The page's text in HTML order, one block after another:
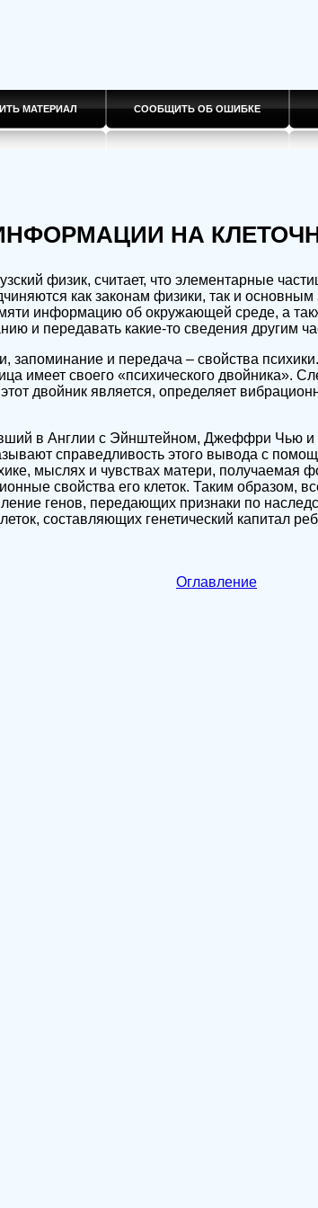
МАТЕРИАЛ СООБЩИТЬ ОБ ОШИБКЕ
НА
физик, считает, что элементарные
как законам физики, так и
информацию об окружающей среде, а
и передавать какие-то сведения другим
запоминание и передача – свойства
имеет своего «психического двойника».
двойник является, определяет
в Англии с Эйнштейном, Джеффри Чью
справедливость этого вывода с
мыслях и чувствах матери, получаемая
свойства его клеток. Таким образом,
генов, передающих признаки по
составляющих генетический капитал
Оглавление